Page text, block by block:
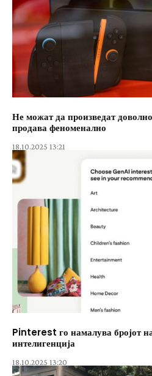
Не можат да произведат
продава феноменално
18.10.2025 13:21
Pinterest го намалува бројот
интелигенција
18.10.2025 13:20